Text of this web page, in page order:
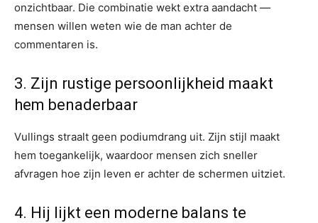
onzichtbaar. Die combinatie wekt extra aandacht —
mensen willen weten wie de man achter de
commentaren is.
3. Zijn rustige persoonlijkheid maakt
hem benaderbaar
Vullings straalt geen podiumdrang uit. Zijn stijl maakt
hem toegankelijk, waardoor mensen zich sneller
afvragen hoe zijn leven er achter de schermen uitziet.
4. Hij lijkt een moderne balans te